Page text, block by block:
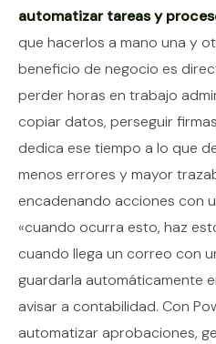
automatizar tareas y
que hacerlos a mano una y
beneficio de negocio es
perder horas en trabajo
copiar datos, perseguir
dedica ese tiempo a lo que
menos errores y mayor
encadenando acciones con
«cuando ocurra esto, haz
cuando llega un correo con
guardarla automáticamente
avisar a contabilidad. Con
automatizar aprobaciones,